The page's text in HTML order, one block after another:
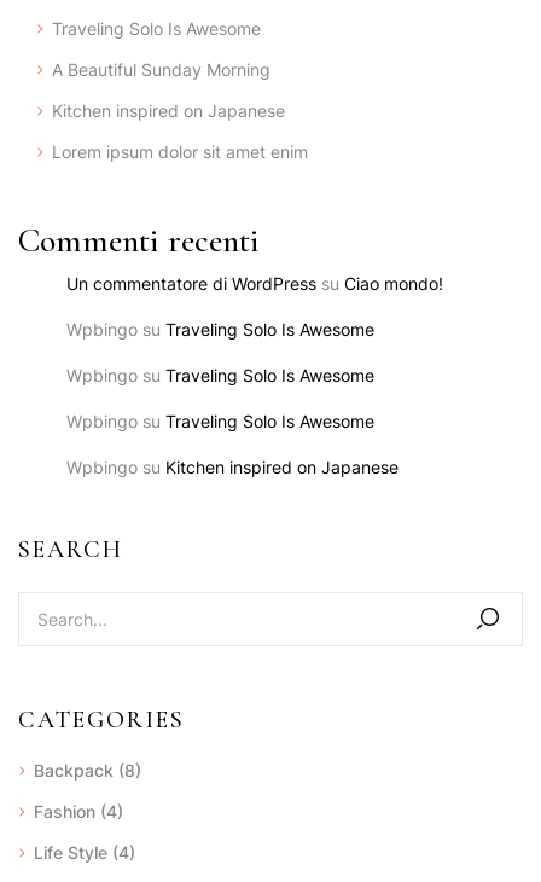
Traveling Solo Is Awesome
A Beautiful Sunday Morning
Kitchen inspired on Japanese
Lorem ipsum dolor sit amet enim
Commenti recenti
Un commentatore di WordPress su Ciao mondo!
Wpbingo su Traveling Solo Is Awesome
Wpbingo su Traveling Solo Is Awesome
Wpbingo su Traveling Solo Is Awesome
Wpbingo su Kitchen inspired on Japanese
SEARCH
CATEGORIES
Backpack (8)
Fashion (4)
Life Style (4)